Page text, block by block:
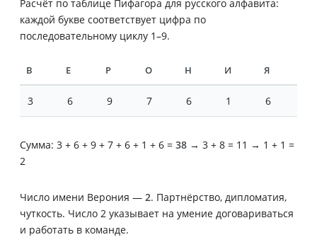
Расчёт по таблице Пифагора для русского алфавита:
каждой букве соответствует цифра по
последовательному циклу 1–9.
В Е Р О Н И Я
3 6 9 7 6 1 6
Сумма: 3 + 6 + 9 + 7 + 6 + 1 + 6 = 38 → 3 + 8 = 11 → 1 + 1 =
2
Число имени Верония — 2. Партнёрство, дипломатия,
чуткость. Число 2 указывает на умение договариваться
и работать в команде.